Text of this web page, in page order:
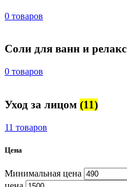
0 товаров
Соли для ванн и релакс
0 товаров
Уход за лицом (11)
11 товаров
Цена
Минимальная цена